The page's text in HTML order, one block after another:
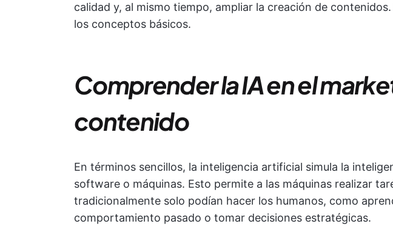
calidad y, al mismo tiempo, ampliar la creación de
los conceptos básicos.
Comprender la IA en el
contenido
En términos sencillos, la inteligencia artificial simula la
software o máquinas. Esto permite a las máquinas realizar
tradicionalmente solo podían hacer los humanos, como
comportamiento pasado o tomar decisiones estratégicas.